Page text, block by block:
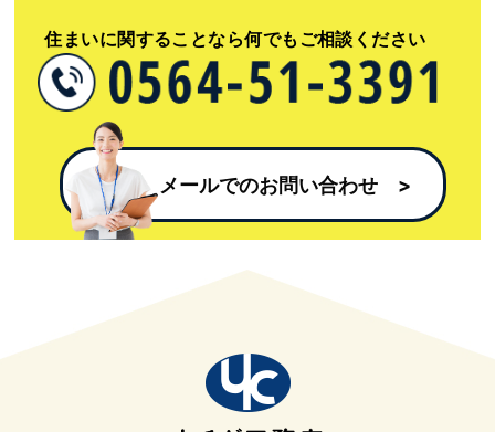
住まいに関することなら何でもご相談ください​
メールでのお問い合わせ​ >